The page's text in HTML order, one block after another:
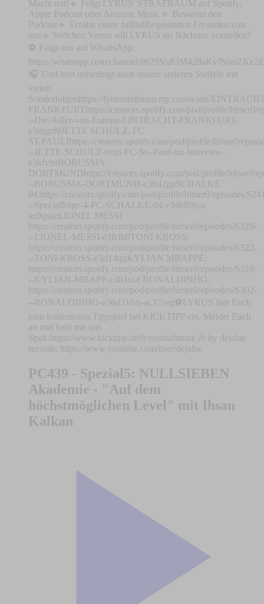
Macht mit!🔹 Folgt LYRUS' STRAFRAUM auf Spotify,
Apple Podcast oder Amazon Music🔹 Bewertet den
Podcast🔹 Erzählt euren fußballbegeisterten Freunden von
uns🔹 Welchen Verein soll LYRUS als Nächstes vorstellen?
⚽ Folgt uns auf WhattsApp:
⁠⁠⁠⁠⁠⁠⁠⁠⁠⁠⁠⁠⁠⁠⁠⁠⁠⁠⁠⁠⁠⁠⁠⁠⁠⁠⁠⁠⁠⁠⁠⁠⁠⁠⁠⁠⁠⁠⁠⁠⁠⁠⁠⁠⁠⁠⁠⁠⁠⁠⁠⁠⁠⁠⁠⁠⁠⁠⁠⁠⁠⁠⁠⁠⁠⁠⁠⁠⁠⁠⁠⁠⁠⁠⁠⁠⁠⁠⁠⁠⁠⁠⁠⁠⁠⁠⁠⁠⁠⁠⁠⁠⁠⁠⁠⁠⁠https://whatsapp.com/channel/0029VafOM428aKvINimZKe2E⁠⁠⁠⁠⁠⁠
🎧 Und hört unbedingt auch unsere anderen Staffeln mit
vielen
Sonderfolgen⁠⁠⁠⁠⁠https://lyrusstrafraum.my.canva.site/⁠⁠⁠⁠⁠
FRANKFURThttps://creators.spotify.com/pod/profile/hirser0/
--Die-Adler-von-Europa-EINTRACHT-FRANKFURT-
e3mjgd9JETTE SCHULZ, FC
ST.PAULI⁠https://creators.spotify.com/pod/profile/hirser0/
--JETTE-SCHULZ-vom-FC-St--Pauli-im-Interview-
e3kfvbs⁠BORUSSIA
DORTMUND⁠⁠⁠https://creators.spotify.com/pod/profile/hirser0/
--BORUSSIA-DORTMUND-e3hd2pp⁠⁠⁠SCHALKE
04:⁠⁠⁠⁠https://creators.spotify.com/pod/profile/hirser0/episodes/
--Specialfolge-4-FC-SCHALKE-04-e34h89p/a-
ac0qsae⁠⁠⁠LIONEL MESSI:
⁠⁠⁠⁠⁠⁠⁠⁠https://creators.spotify.com/pod/profile/hirser0/episodes/S329-
--LIONEL-MESSI-e3fclh0⁠⁠⁠⁠⁠⁠⁠⁠TONI KROSS:
⁠⁠⁠⁠⁠⁠⁠⁠⁠⁠⁠⁠⁠⁠https://creators.spotify.com/pod/profile/hirser0/episodes/S322-
--TONI-KROSS-e3d14qg⁠⁠⁠⁠⁠⁠⁠⁠⁠⁠⁠⁠⁠⁠KYLIAN MBAPPÈ:
⁠⁠⁠⁠⁠⁠⁠⁠⁠⁠⁠⁠⁠⁠⁠⁠⁠⁠⁠https://creators.spotify.com/pod/profile/hirser0/episodes/S316-
--KYLIAN-MBAPP-e3b1uof⁠⁠⁠⁠⁠⁠⁠⁠⁠⁠⁠⁠⁠⁠⁠⁠⁠⁠⁠ RONALDINHO:
⁠⁠⁠⁠⁠⁠⁠⁠⁠⁠⁠⁠⁠⁠https://creators.spotify.com/pod/profile/hirser0/episodes/S302-
--RONALDINHO-e36d316/a-ac37eeg⁠⚽LYRUS lädt Euch
zum kostenlosen Tippspiel bei KICKTIPP ein. Meldet Euch
an und habt mit uns
Spaß:⁠⁠⁠⁠⁠⁠⁠⁠⁠⁠⁠⁠⁠⁠⁠⁠⁠⁠⁠⁠⁠⁠⁠⁠⁠⁠⁠⁠⁠⁠⁠⁠⁠⁠⁠⁠⁠⁠⁠⁠⁠⁠⁠⁠⁠⁠⁠⁠⁠⁠⁠⁠⁠⁠⁠⁠⁠⁠⁠⁠⁠⁠⁠⁠⁠⁠⁠⁠⁠⁠⁠⁠⁠https://www.kicktipp.de/lyrusstrafraum/⁠🎶 by dejalue
records: ⁠⁠⁠⁠⁠⁠⁠⁠https://www.youtube.com/user/dejalue ⁠
PC439 - Spezial5: NULLSIEBEN
Akademie - "Auf dem
höchstmöglichen Level" mit Ihsan
Kalkan